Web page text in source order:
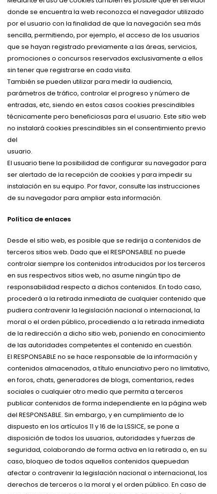
donde se encuentra la web reconozca el navegador utilizado
por el usuario con la finalidad de que la navegación sea más
sencilla, permitiendo, por ejemplo, el acceso de los usuarios
que se hayan registrado previamente a las áreas, servicios,
promociones o concursos reservados exclusivamente a ellos
sin tener que registrarse en cada visita.
También se pueden utilizar para medir la audiencia,
parámetros de tráfico, controlar el progreso y número de
entradas, etc, siendo en estos casos cookies prescindibles
técnicamente pero beneficiosas para el usuario. Este sitio web
no instalará cookies prescindibles sin el consentimiento previo
del
usuario.
El usuario tiene la posibilidad de configurar su navegador para
ser alertado de la recepción de cookies y para impedir su
instalación en su equipo. Por favor, consulte las instrucciones
de su navegador para ampliar esta información.
Política de enlaces
Desde el sitio web, es posible que se redirija a contenidos de
terceros sitios web. Dado que el RESPONSABLE no puede
controlar siempre los contenidos introducidos por los terceros
en sus respectivos sitios web, no asume ningún tipo de
responsabilidad respecto a dichos contenidos. En todo caso,
procederá a la retirada inmediata de cualquier contenido que
pudiera contravenir la legislación nacional o internacional, la
moral o el orden público, procediendo a la retirada inmediata
de la redirección a dicho sitio web, poniendo en conocimiento
de las autoridades competentes el contenido en cuestión.
El RESPONSABLE no se hace responsable de la información y
contenidos almacenados, a título enunciativo pero no limitativo,
en foros, chats, generadores de blogs, comentarios, redes
sociales o cualquier otro medio que permita a terceros
publicar contenidos de forma independiente en la página web
del RESPONSABLE. Sin embargo, y en cumplimiento de lo
dispuesto en los artículos 11 y 16 de la LSSICE, se pone a
disposición de todos los usuarios, autoridades y fuerzas de
seguridad, colaborando de forma activa en la retirada o, en su
caso, bloqueo de todos aquellos contenidos quepuedan
afectar o contravenir la legislación nacional o internacional, los
derechos de terceros o la moral y el orden público. En caso de